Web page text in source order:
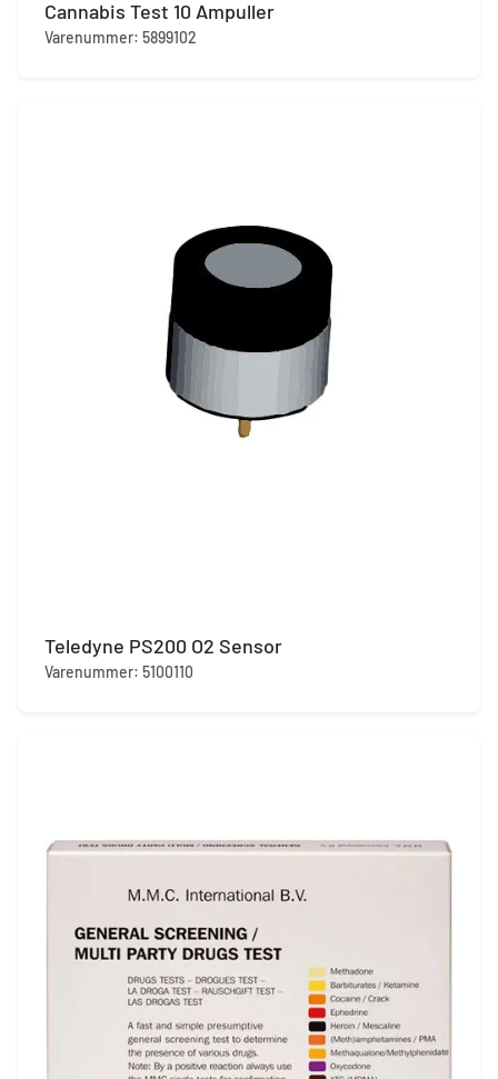
Cannabis Test 10 Ampuller
Varenummer: 5899102
Teledyne PS200 O2 Sensor
Varenummer: 5100110